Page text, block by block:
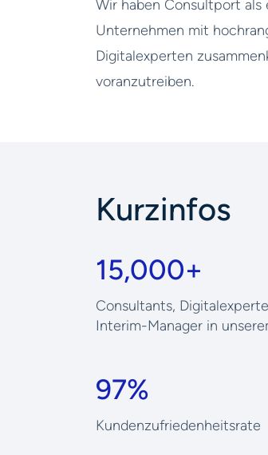
Wir haben Consultport
Unternehmen mit
Digitalexperten
voranzutreiben.
Kurzinfos
15,000+
Consultants,
Interim-Manager in
97%
Kundenzufriedenheitsrate